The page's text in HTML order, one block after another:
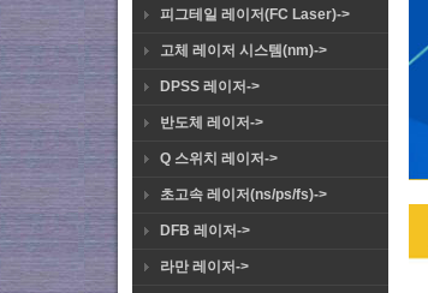
피그테일 레이저(FC Laser)->
고체 레이저 시스템(nm)->
DPSS 레이저->
반도체 레이저->
Q 스위치 레이저->
초고속 레이저(ns/ps/fs)->
DFB 레이저->
라만 레이저->